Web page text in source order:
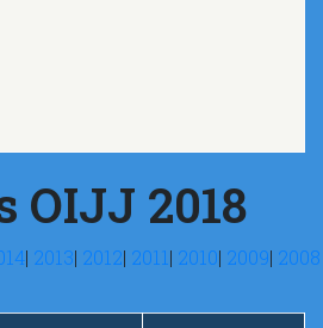
OIJJ 2018
| 2013| 2012| 2011| 2010| 2009| 2008